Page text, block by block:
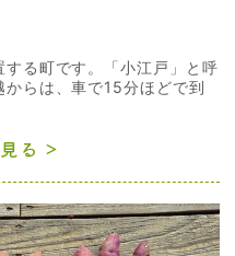
る町です。「小江戸」と呼
らは、車で15分ほどで到
る